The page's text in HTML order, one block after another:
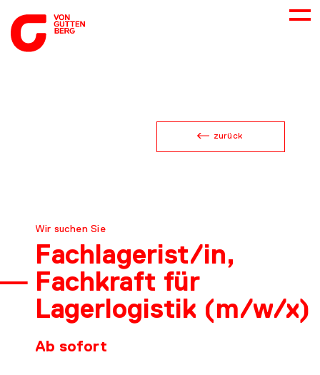
KARRIERE
DOWNLOADS
zurück
Wir suchen Sie
Fachlage­rist/in,
Fachkraft für
Lagerlogistik (m/w/x)
Ab sofort